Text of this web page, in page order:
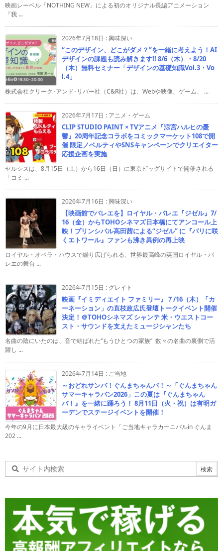
映画レーベル「NOTHING NEW」による初のオリジナル長編アニメーション
『我 ...
2026年7月18日 :興味深い
“このデザイン、どこがダメ？”を一緒に考えよう！AI
デザインの課題も読み解きます!! 8/6（木）・8/20
（木）無料セミナー「デザインの基礎知識Vol.3・Vo
l.4」
株式会社クリーク･アンド･リバー社（C&R社）は、Webや映像、ゲーム、 ...
2026年7月17日 : アニメ・ゲーム
CLIP STUDIO PAINT × TVアニメ『涼宮ハルヒの憂
鬱』20周年記念コラボをコミックマーケット108で開
催 限定ノベルティやSNSキャンペーンでクリエイター
応援企画を実施
セルシスは、8月15日（土）から16日（日）に東京ビッグサイトで開催される
「コミ ...
2026年7月16日 :興味深い
【映画館でバレエを】ロイヤル・バレエ『ジゼル』7/
16（金）からTOHOシネマズ日本橋にてアンコール上
映！プリンシパル高田茜による“ジゼル” に『パリに咲
くエトワール』ファンも沸き異例の再上映
ロイヤル・オペラ・ハウスで繰り広げられる、世界最高峰の英国ロイヤル・バ
レエの舞台 ...
2026年7月15日 : グレイト
映画『イミディエイト ファミリー』７/16（木）「カ
ーネーション」の直枝政広氏登壇トークイベント開催
決定！＠TOHOシネマズ シャンテ 米・ウエストコー
スト・サウンドを支えたミュージシャンたち
名曲の陰にいたのは、音で結ばれた“もうひとつの家族” 数々の名曲の裏側で活
躍し ...
2026年7月14日 : ご当地
～おどれサンバ！ぐんまちゃんバ！～「ぐんまちゃん
サマーキャラバン2026」この夏は『ぐんまちゃん
バ！』を一緒に踊ろう！ 8月11日（火・祝）は有明ガ
ーデンでステージイベントを開催！
今年の9月に日本最大級のキャライベント「ご当地キャラカーニバルin ぐんま
202 ...